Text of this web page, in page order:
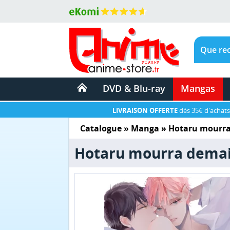
DVD & Blu-ray Mangas
LIVRAISON OFFERTEdès 35€
Catalogue» Manga » Hotaru
Hotaru mourra